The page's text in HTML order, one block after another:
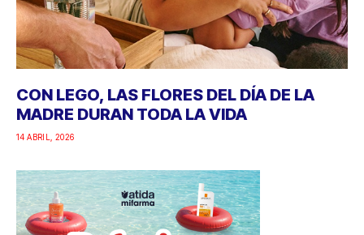
CON LEGO, LAS FLORES DEL DÍA DE LA
MADRE DURAN TODA LA VIDA
14 ABRIL, 2026